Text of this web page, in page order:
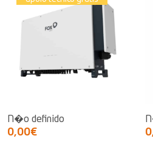
N�o definido
0,00€